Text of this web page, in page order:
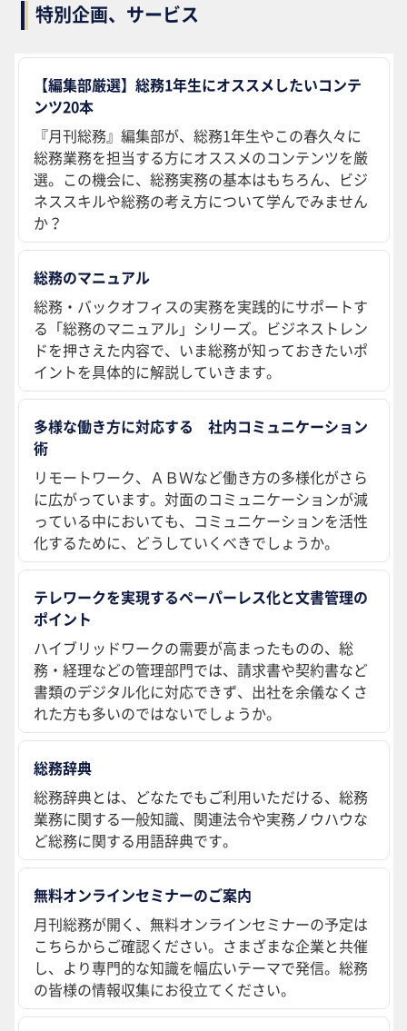
特別企画、サービス
【編集部厳選】総務1年生にオススメしたいコンテ
ンツ20本
『月刊総務』編集部が、総務1年生やこの春久々に
総務業務を担当する方にオススメのコンテンツを厳
選。この機会に、総務実務の基本はもちろん、ビジ
ネススキルや総務の考え方について学んでみません
か？
総務のマニュアル
総務・バックオフィスの実務を実践的にサポートす
る「総務のマニュアル」シリーズ。ビジネストレン
ドを押さえた内容で、いま総務が知っておきたいポ
イントを具体的に解説していきます。
多様な働き方に対応する 社内コミュニケーション
術
リモートワーク、ＡＢＷなど働き方の多様化がさら
に広がっています。対面のコミュニケーションが減
っている中においても、コミュニケーションを活性
化するために、どうしていくべきでしょうか。
テレワークを実現するペーパーレス化と文書管理の
ポイント
ハイブリッドワークの需要が高まったものの、総
務・経理などの管理部門では、請求書や契約書など
書類のデジタル化に対応できず、出社を余儀なくさ
れた方も多いのではないでしょうか。
総務辞典
総務辞典とは、どなたでもご利用いただける、総務
業務に関する一般知識、関連法令や実務ノウハウな
ど総務に関する用語辞典です。
無料オンラインセミナーのご案内
月刊総務が開く、無料オンラインセミナーの予定は
こちらからご確認ください。さまざまな企業と共催
し、より専門的な知識を幅広いテーマで発信。総務
の皆様の情報収集にお役立てください。